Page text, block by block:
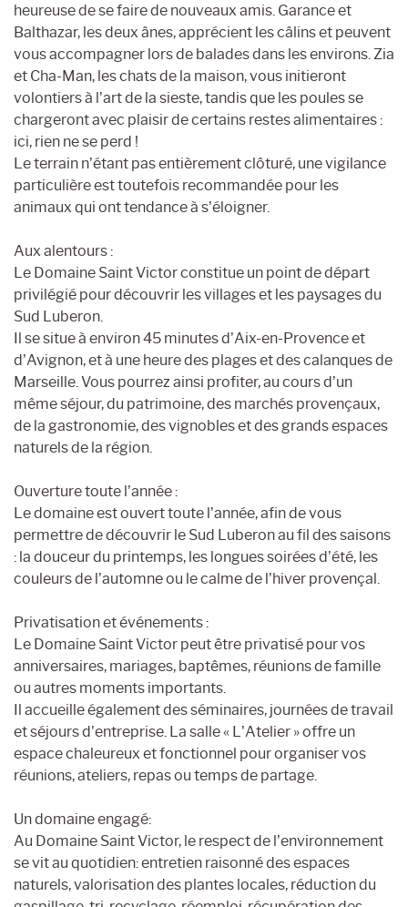
heureuse de se faire de nouveaux amis. Garance et
Balthazar, les deux ânes, apprécient les câlins et peuvent
vous accompagner lors de balades dans les environs. Zia
et Cha-Man, les chats de la maison, vous initieront
volontiers à l’art de la sieste, tandis que les poules se
chargeront avec plaisir de certains restes alimentaires :
ici, rien ne se perd !
Le terrain n’étant pas entièrement clôturé, une vigilance
particulière est toutefois recommandée pour les
animaux qui ont tendance à s’éloigner.
Aux alentours :
Le Domaine Saint Victor constitue un point de départ
privilégié pour découvrir les villages et les paysages du
Sud Luberon.
Il se situe à environ 45 minutes d’Aix-en-Provence et
d’Avignon, et à une heure des plages et des calanques de
Marseille. Vous pourrez ainsi profiter, au cours d’un
même séjour, du patrimoine, des marchés provençaux,
de la gastronomie, des vignobles et des grands espaces
naturels de la région.
Ouverture toute l’année :
Le domaine est ouvert toute l’année, afin de vous
permettre de découvrir le Sud Luberon au fil des saisons
: la douceur du printemps, les longues soirées d’été, les
couleurs de l’automne ou le calme de l’hiver provençal.
Privatisation et événements :
Le Domaine Saint Victor peut être privatisé pour vos
anniversaires, mariages, baptêmes, réunions de famille
ou autres moments importants.
Il accueille également des séminaires, journées de travail
et séjours d’entreprise. La salle « L’Atelier » offre un
espace chaleureux et fonctionnel pour organiser vos
réunions, ateliers, repas ou temps de partage.
Un domaine engagé:
Au Domaine Saint Victor, le respect de l’environnement
se vit au quotidien: entretien raisonné des espaces
naturels, valorisation des plantes locales, réduction du